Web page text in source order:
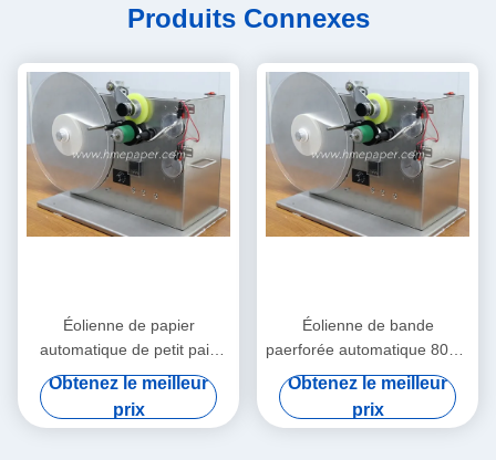
Produits Connexes
Éolienne de papier
automatique de petit pain
d'éolienne de bande
Obtenez le meilleur
prix
Éolienne de bande
paerforée automatique 80cm
x 45cm x 55cm
Obtenez le meilleur
prix